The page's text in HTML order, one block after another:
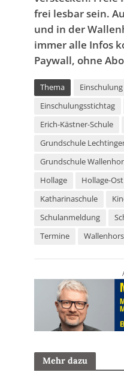
frei lesbar sein.
und in der
immer alle Infos
Paywall, ohne
Thema Einschulung
Einschulungsstichtag
Erich-Kästner-Schule
Grundschule
Grundschule
Hollage
Hollage-Ost
Katharinaschule
Schulanmeldung
Termine
Mehr dazu